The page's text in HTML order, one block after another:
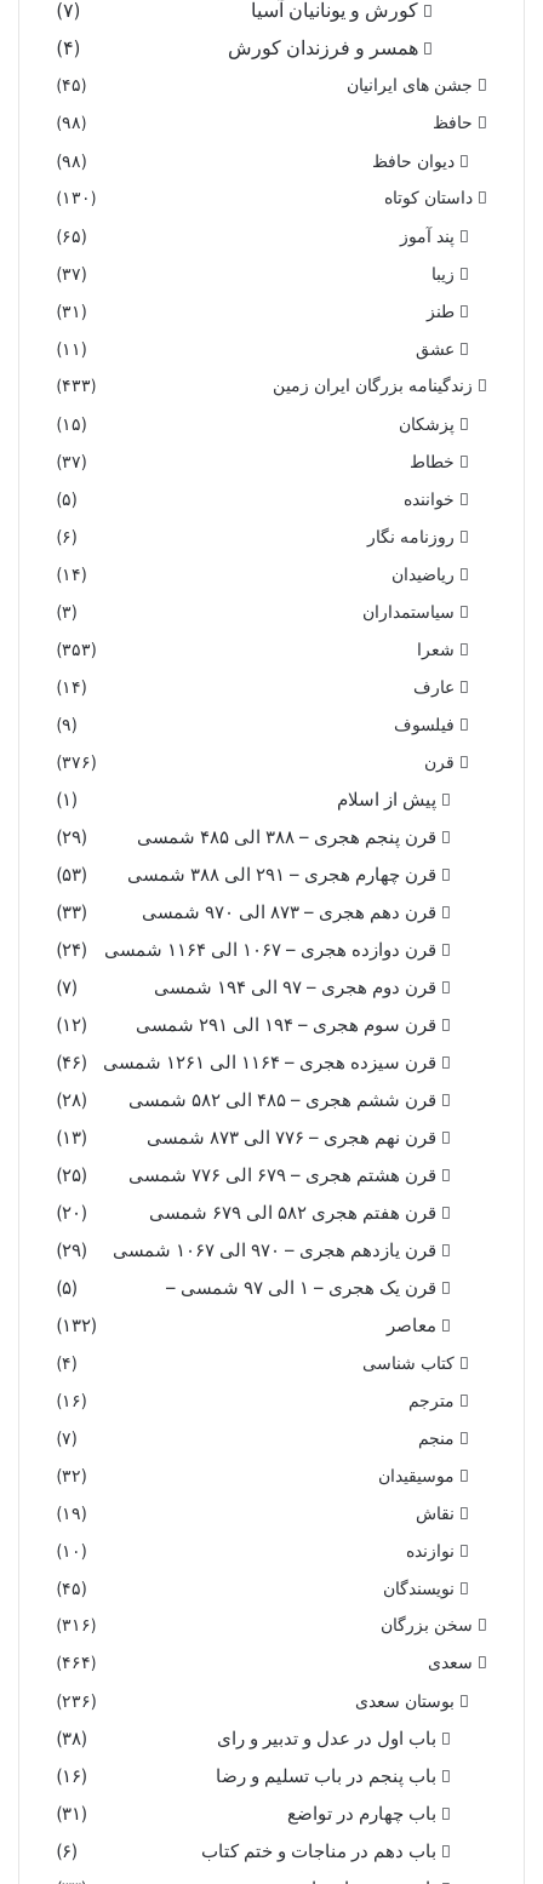
کورش و یونانیان آسیا
(۷)
همسر و فرزندان کورش
(۴)
جشن های ایرانیان
(۴۵)
حافظ
(۹۸)
دیوان حافظ (۹۸)
داستان کوتاه (۱۳۰)
پند آموز
(۶۵)
زیبا
(۳۷)
طنز
(۳۱)
عشق
(۱۱)
زندگینامه بزرگان ایران زمین (۴۳۳)
پزشکان
(۱۵)
خطاط
(۳۷)
خواننده
(۵)
روزنامه نگار
(۶)
ریاضیدان
(۱۴)
سیاستمداران
(۳)
شعرا
(۳۵۳)
عارف
(۱۴)
فیلسوف
(۹)
قرن
(۳۷۶)
پیش از اسلام
(۱)
قرن پنجم هجری – ۳۸۸ الی ۴۸۵ شمسی
(۲۹)
قرن چهارم هجری – ۲۹۱ الی ۳۸۸ شمسی
(۵۳)
قرن دهم هجری – ۸۷۳ الی ۹۷۰ شمسی
(۳۳)
قرن دوازده هجری – ۱۰۶۷ الی ۱۱۶۴ شمسی
(۲۴)
قرن دوم هجری – ۹۷ الی ۱۹۴ شمسی
(۷)
قرن سوم هجری – ۱۹۴ الی ۲۹۱ شمسی
(۱۲)
قرن سیزده هجری – ۱۱۶۴ الی ۱۲۶۱ شمسی
(۴۶)
قرن ششم هجری – ۴۸۵ الی ۵۸۲ شمسی
(۲۸)
قرن نهم هجری – ۷۷۶ الی ۸۷۳ شمسی
(۱۳)
قرن هشتم هجری – ۶۷۹ الی ۷۷۶ شمسی
(۲۵)
قرن هفتم هجری ۵۸۲ الی ۶۷۹ شمسی
(۲۰)
قرن یازدهم هجری – ۹۷۰ الی ۱۰۶۷ شمسی
(۲۹)
قرن یک هجری – ۱ الی ۹۷ شمسی –
(۵)
معاصر
(۱۳۲)
کتاب شناسی
(۴)
مترجم
(۱۶)
منجم
(۷)
موسیقیدان
(۳۲)
نقاش
(۱۹)
نوازنده
(۱۰)
نویسندگان
(۴۵)
سخن بزرگان
(۳۱۶)
سعدی
(۴۶۴)
بوستان سعدی (۲۳۶)
باب اول در عدل و تدبیر و رای
(۳۸)
باب پنجم در باب تسلیم و رضا
(۱۶)
باب چهارم در تواضع
(۳۱)
باب دهم در مناجات و ختم کتاب
(۶)